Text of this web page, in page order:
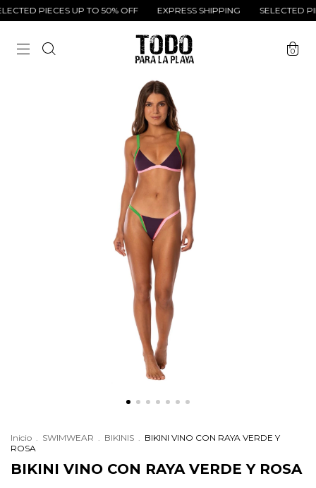
PIECES UP TO 50% OFF EXPRESS SHIPPING SELECTED
0
Inicio SWIMWEAR BIKINIS
BIKINI VINO CON RAYA VERDE Y
ROSA
BIKINI VINO CON RAYA VERDE Y ROSA